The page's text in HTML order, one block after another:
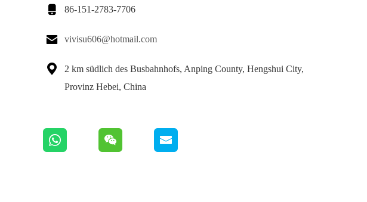
 86-151-2783-7706
 vivisu606@hotmail.com

2 km südlich des Busbahnhofs, Anping County, Hengshui City,
Provinz Hebei, China